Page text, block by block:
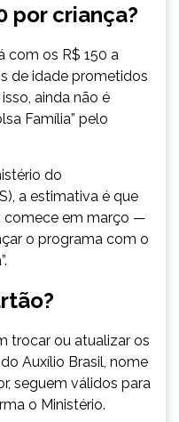
por criança?
com os R$ 150 a
de idade prometidos
ainda não é
Família” pelo
do
a estimativa é que
comece em março —
o programa com o
trocar ou atualizar os
Auxílio Brasil, nome
seguem válidos para
o Ministério.